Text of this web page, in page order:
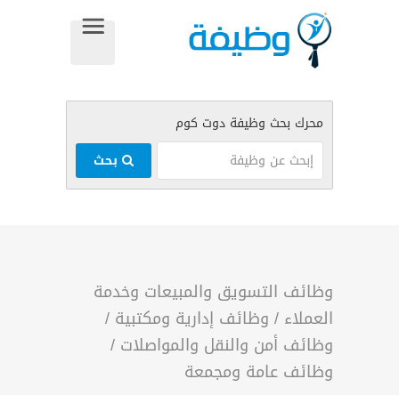
وظائف التسويق والمبيعات وخدمة
العملاء / وظائف إدارية ومكتبية /
وظائف أمن والنقل والمواصلات /
وظائف عامة ومجمعة